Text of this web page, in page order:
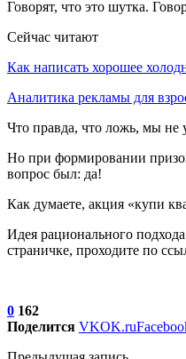
Говорят, что это шутка.
Сейчас читают
Как написать хорошее
Аналитика рекламы для
Что правда, что ложь, мы не
Но при формировании
вопрос был: да!
Как думаете, акция «купи
Идея рационального
страничке, проходите по
0 162
Поделится VKOK.ru